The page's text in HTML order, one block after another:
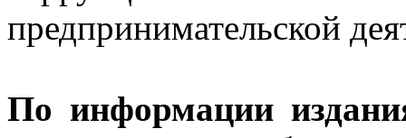
предпринимательской
По информации